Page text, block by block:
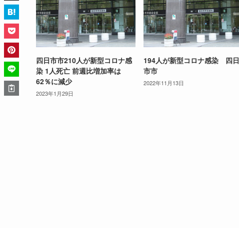
四日市市210人が新型コロナ感
染 1人死亡 前週比増加率は
62％に減少
2023年1月29日
194人が新型コロナ感染 四日
市市
2022年11月13日